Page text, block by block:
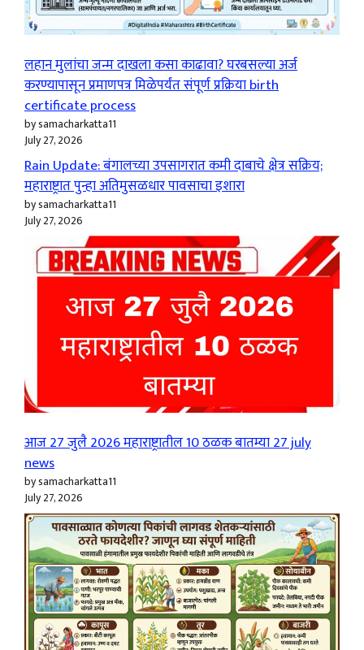
लहान मुलांचा जन्म दाखला कसा काढावा? घरबसल्या अर्ज
करण्यापासून प्रमाणपत्र मिळेपर्यंत संपूर्ण प्रक्रिया birth
certificate process
by samacharkatta11
July 27, 2026
Rain Update: बंगालच्या उपसागरात कमी दाबाचे क्षेत्र सक्रिय;
महाराष्ट्रात पुन्हा अतिमुसळधार पावसाचा इशारा
by samacharkatta11
July 27, 2026
आज 27 जुलै 2026 महाराष्ट्रातील 10 ठळक बातम्या 27 july
news
by samacharkatta11
July 27, 2026